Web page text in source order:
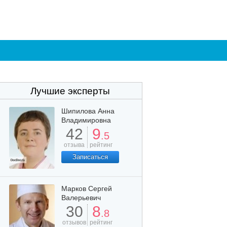
Лучшие эксперты
Шипилова Анна
Владимировна
42
отзыва
9.5
рейтинг
Записаться
Марков Сергей
Валерьевич
30
отзывов
8.8
рейтинг